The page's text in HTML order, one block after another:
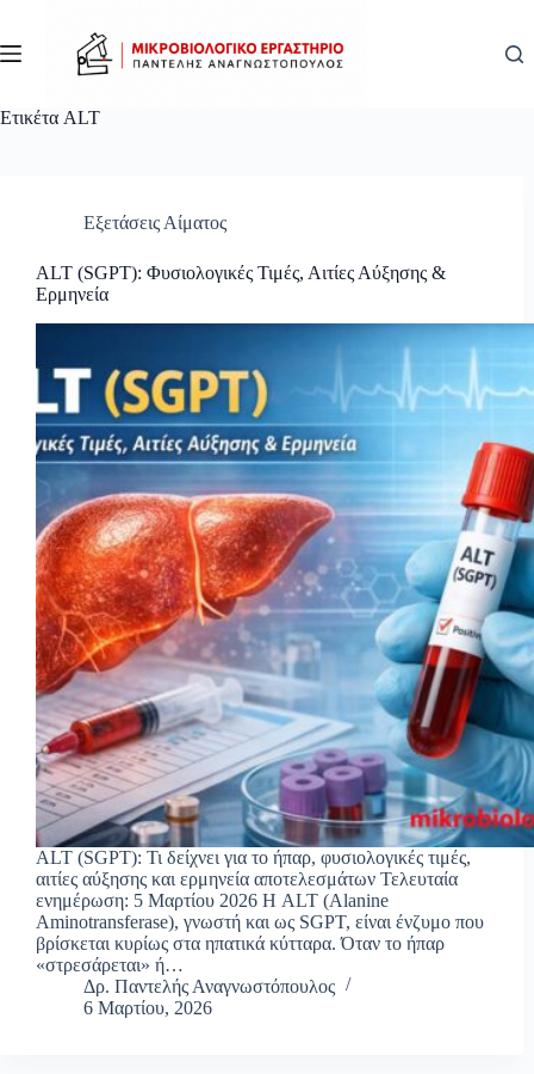
περιεχόμενο
Ετικέτα ALT
Εξετάσεις Αίματος
ALT (SGPT): Φυσιολογικές Τιμές, Αιτίες Αύξησης &
Ερμηνεία
ALT (SGPT): Τι δείχνει για το ήπαρ, φυσιολογικές τιμές,
αιτίες αύξησης και ερμηνεία αποτελεσμάτων Τελευταία
ενημέρωση: 5 Μαρτίου 2026 Η ALT (Alanine
Aminotransferase), γνωστή και ως SGPT, είναι ένζυμο που
βρίσκεται κυρίως στα ηπατικά κύτταρα. Όταν το ήπαρ
«στρεσάρεται» ή…
Δρ. Παντελής Αναγνωστόπουλος
6 Μαρτίου, 2026